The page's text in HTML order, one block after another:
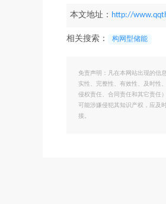
本文地址： http://
相关搜索： 构网型储能
免责声明：凡在本网站出现的信
实性、完整性、有效性、及时性
侵权责任、合同责任和其它责任
可能涉嫌侵犯其知识产权，应及
接。